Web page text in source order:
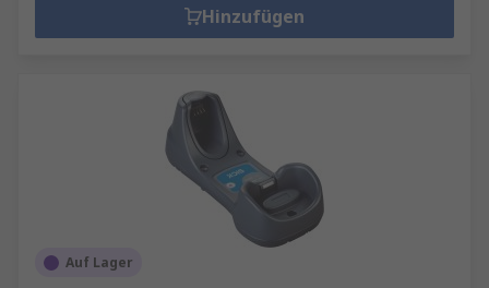
Hinzufügen
Auf Lager